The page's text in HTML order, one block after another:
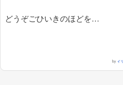
どうぞごひいきのほどを…
by イ